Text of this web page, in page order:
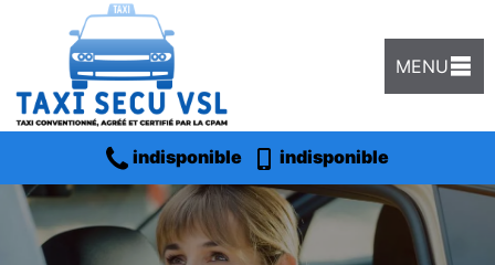
MENU
indisponible indisponible